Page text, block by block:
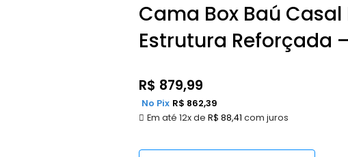
Cama Box Baú
Estrutura Reforçada
R$ 879,99
Em até 12x de R$ 88,41 com juros
No Pix R$ 862,39